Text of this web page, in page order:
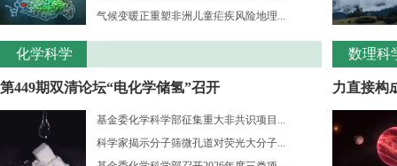
气候变暖正重塑非洲儿童疟疾风险地理...
化学科学
第449期双清论坛“电化学储氢”召开
基金委化学科学部征集重大非共识项目...
科学家揭示分子筛微孔道对荧光大分子...
数理科
力直接构